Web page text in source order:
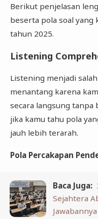
Berikut penjelasan
beserta pola soal yang
tahun 2025.
Listening
Listening menjadi
menantang karena
secara langsung tanpa
jika kamu tahu pola
jauh lebih terarah.
Pola Percakapan
Baca Juga:
Sejahtera
Jawabannya